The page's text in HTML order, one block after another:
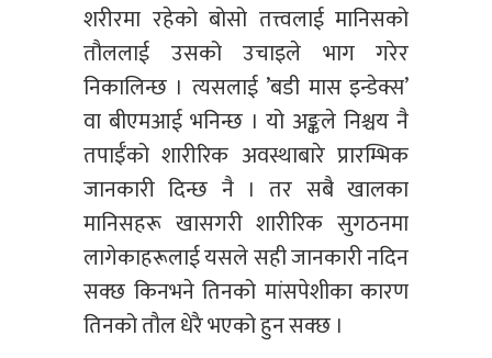
शरीरमा रहेको बोसो तत्त्वलाई मानिसको
तौललाई उसको उचाइले भाग गरेर
निकालिन्छ । त्यसलाई ’बडी मास इन्डेक्स’
वा बीएमआई भनिन्छ । यो अङ्कले निश्चय नै
तपाईँको शारीरिक अवस्थाबारे प्रारम्भिक
जानकारी दिन्छ नै । तर सबै खालका
मानिसहरू खासगरी शारीरिक सुगठनमा
लागेकाहरूलाई यसले सही जानकारी नदिन
सक्छ किनभने तिनको मांसपेशीका कारण
तिनको तौल धेरै भएको हुन सक्छ ।